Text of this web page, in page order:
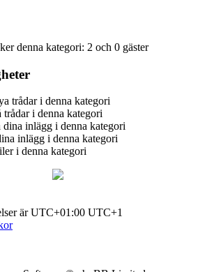
denna kategori: 2 och 0 gäster
trådar i denna kategori
trådar i denna kategori
dina inlägg i denna kategori
inlägg i denna kategori
i denna kategori
är UTC+01:00 UTC+1